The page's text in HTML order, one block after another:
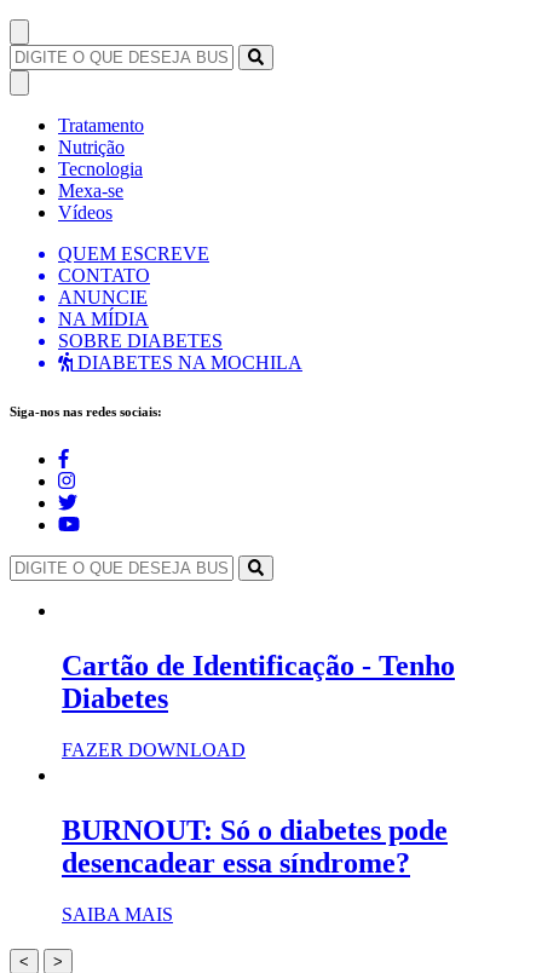
Tratamento
Nutrição
Tecnologia
Mexa-se
Vídeos
QUEM ESCREVE
CONTATO
ANUNCIE
NA MÍDIA
SOBRE DIABETES
DIABETES NA MOCHILA
Siga-nos nas redes sociais:
Cartão de Identificação - Tenho
Diabetes
FAZER DOWNLOAD
BURNOUT: Só o diabetes pode
desencadear essa síndrome?
SAIBA MAIS
< >